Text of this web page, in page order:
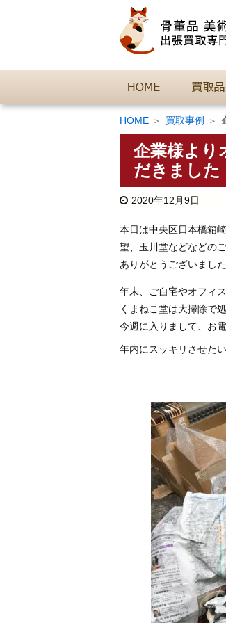
HOME 買取事例
企業様より
だきました
2020年12月9日
本日は中央区日本橋箱
望、玉川堂などなどの
ありがとうございました
年末、ご自宅やオフィ
くまねこ堂は大掃除で
今週に入りまして、お
年内にスッキリさせた